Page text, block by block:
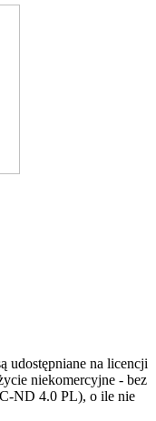
udostępniane na licencji
niekomercyjne - bez
ND 4.0 PL), o ile nie